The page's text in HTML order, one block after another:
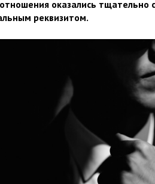
оказались
реквизитом.